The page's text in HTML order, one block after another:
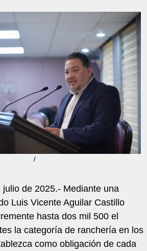
/
julio de 2025.- Mediante una
Luis Vicente Aguilar Castillo
hasta dos mil 500 el
la categoría de ranchería en los
como obligación de cada